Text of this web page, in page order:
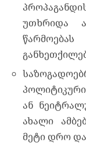
უთხრიდა
ან
ახალი
მეტი დრო